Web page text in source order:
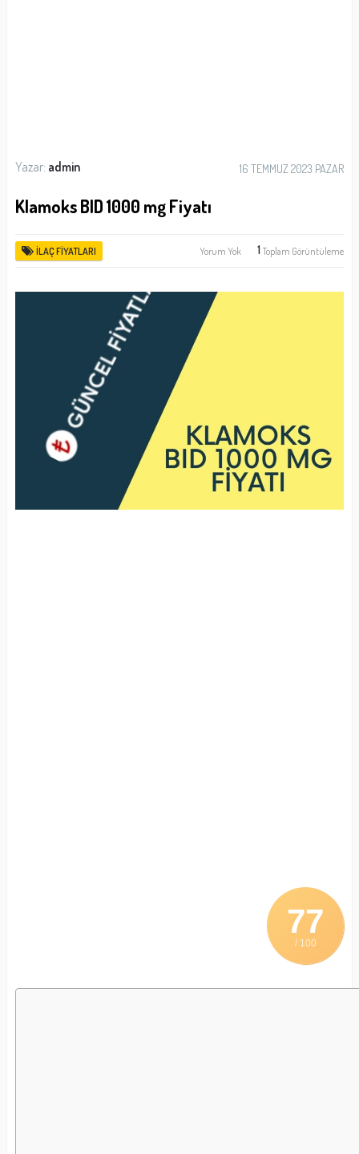
Yazar: admin 16 TEMMUZ 2023 PAZAR
Klamoks BID 1000 mg Fiyatı
İLAÇ FIYATLARI 1Toplam Görüntüleme
Yorum Yok
77
/ 100